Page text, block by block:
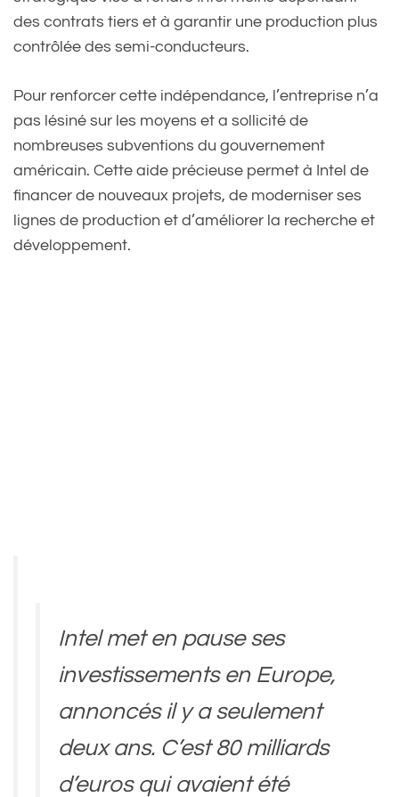
des contrats tiers et à garantir une production plus
contrôlée des semi-conducteurs.
Pour renforcer cette indépendance, l’entreprise n’a
pas lésiné sur les moyens et a sollicité de
nombreuses subventions du gouvernement
américain. Cette aide précieuse permet à Intel de
financer de nouveaux projets, de moderniser ses
lignes de production et d’améliorer la recherche et
développement.
Intel met en pause ses
investissements en Europe,
annoncés il y a seulement
deux ans. C’est 80 milliards
d’euros qui avaient été